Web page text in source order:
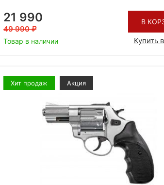
21 990
49 990
Товар в наличии
В
Купить
Хит продаж Акция